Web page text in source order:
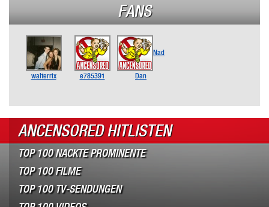
FANS
walterrix e785391
Nad
Dan
ANCENSORED HITLISTEN
TOP 100 NACKTE PROMINENTE
TOP 100 FILME
TOP 100 TV-SENDUNGEN